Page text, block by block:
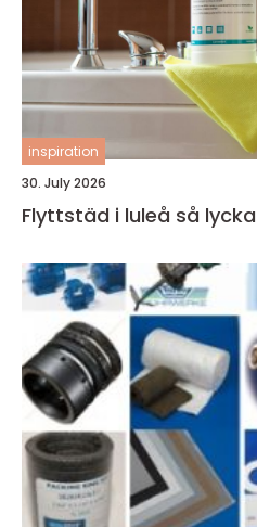
inspiration
30. July 2026
Flyttstäd i